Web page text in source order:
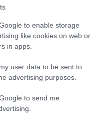
to enable storage
like cookies on web or
in apps.
user data to be sent to
advertising purposes.
to send me